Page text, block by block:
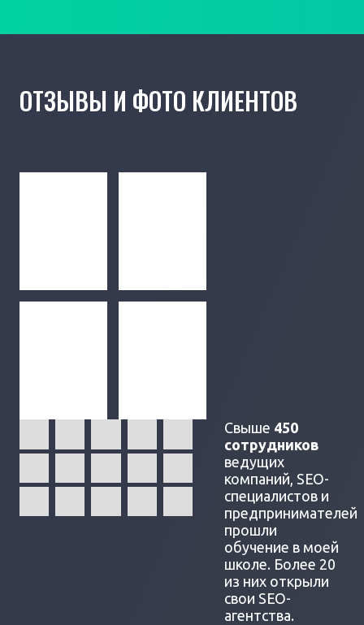
ОТЗЫВЫ И ФОТО КЛИЕНТОВ
Свыше 450
сотрудников
ведущих
компаний, SEO-
специалистов и
предпринимателей
прошли
обучение в моей
школе. Более 20
из них открыли
свои SEO-
агентства.